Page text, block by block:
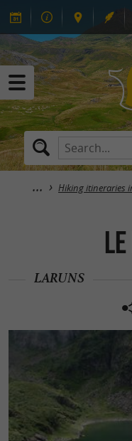
Hiking itineraries
LARUNS